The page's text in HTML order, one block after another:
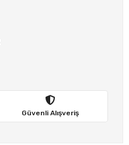
Güvenli Alışveriş